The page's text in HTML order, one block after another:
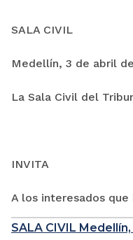
SALA CIVIL
Medellín, 3 de abril
La Sala Civil del
INVITA
A los interesados que
SALA CIVIL